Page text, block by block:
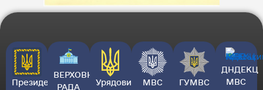
Президент
ВЕРХОВНА
РАДА
Урядовий
МВС
ГУМВС
ДНДЕКЦ
МВС